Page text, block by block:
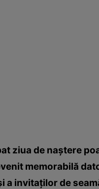
ziua de naştere
memorabilă
a invitaţilor de